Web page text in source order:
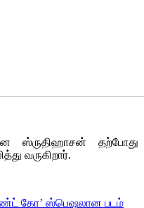
ஸ்ருதிஹாசன் தற்போது
வருகிறார்.
கோ’ ஸ்பெஷலான படம்